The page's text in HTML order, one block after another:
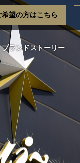
望の方はこちら
ブランドストーリー